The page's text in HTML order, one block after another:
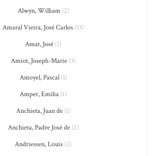
Alwyn, William(2)
Amaral Vieira, José Carlos (13)
Amat, José (1)
Amiot, Joseph-Marie (3)
Amoyel, Pascal(1)
Amper, Emilia (1)
Anchieta, Juan de(1)
Anchieta, Padre José de(2)
Andriessen, Louis (2)